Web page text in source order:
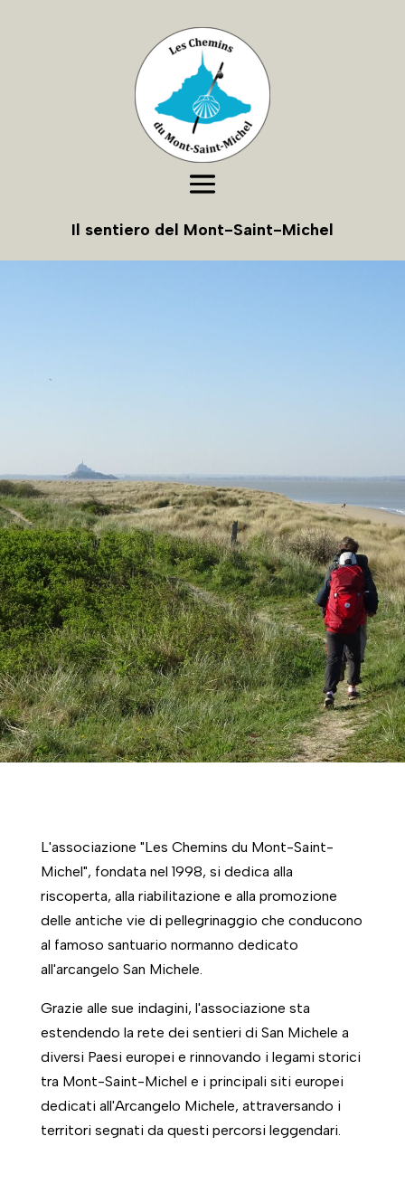
Il sentiero del Mont-Saint-Michel
L'associazione "Les Chemins du Mont-Saint-
Michel", fondata nel 1998, si dedica alla
riscoperta, alla riabilitazione e alla promozione
delle antiche vie di pellegrinaggio che conducono
al famoso santuario normanno dedicato
all'arcangelo San Michele.
Grazie alle sue indagini, l'associazione sta
estendendo la rete dei sentieri di San Michele a
diversi Paesi europei e rinnovando i legami storici
tra Mont-Saint-Michel e i principali siti europei
dedicati all'Arcangelo Michele, attraversando i
territori segnati da questi percorsi leggendari.